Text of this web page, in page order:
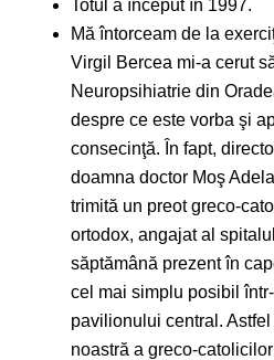
Totul a început în 1997.
Mă întorceam de la
Virgil Bercea mi-a cerut
Neuropsihiatrie din
despre ce este vorba şi
consecinţă. În fapt,
doamna doctor Moş
trimită un preot greco-
ortodox, angajat al
săptămână prezent în
cel mai simplu posibil
pavilionului central.
noastră a greco-